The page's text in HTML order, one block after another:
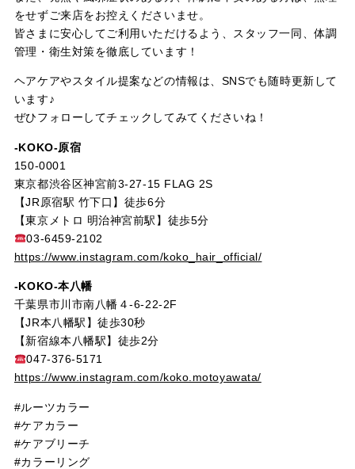
をせずご来店をお控えくださいませ。
皆さまに安心してご利用いただけるよう、スタッフ一同、体調
管理・衛生対策を徹底しています！
ヘアケアやスタイル提案などの情報は、SNSでも随時更新して
います♪
ぜひフォローしてチェックしてみてくださいね！
-KOKO-原宿
150-0001
東京都渋谷区神宮前3-27-15 FLAG 2S
【JR原宿駅 竹下口】徒歩6分
【東京メトロ 明治神宮前駅】徒歩5分
03-6459-2102
https://www.instagram.com/koko_hair_official/
-KOKO-本八幡
千葉県市川市南八幡４-6-22-2F
【JR本八幡駅】徒歩30秒
【新宿線本八幡駅】徒歩2分
047-376-5171
https://www.instagram.com/koko.motoyawata/
#ルーツカラー
#ケアカラー
#ケアブリーチ
#カラーリング